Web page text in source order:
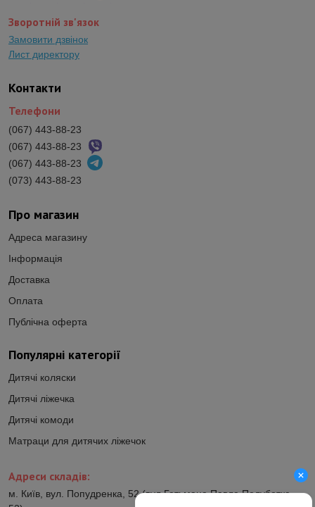
Популярні категорії
Дитячі коляски
Дитячі ліжечка
Дитячі комоди
Матраци для дитячих ліжечок
Про магазин
Адреса магазину
Інформація
Доставка
Оплата
Публічна оферта
Контакти
Телефони
(067) 443-88-23
(067) 443-88-23
(067) 443-88-23
(073) 443-88-23
Адреси складів:
м. Київ, вул. Попудренка, 52 (вул.Гетьмана Павла Полуботка,
Зворотній зв'язок
Замовити дзвінок
Лист директору